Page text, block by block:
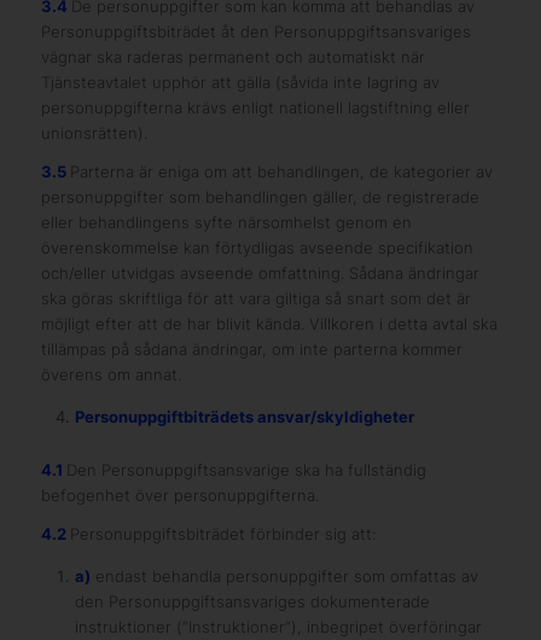
3.4
De personuppgifter som kan komma att behandlas av
Personuppgiftsbiträdet åt den Personuppgiftsansvariges
vägnar ska raderas permanent och automatiskt när
Tjänsteavtalet upphör att gälla (såvida inte lagring av
personuppgifterna krävs enligt nationell lagstiftning eller
unionsrätten).
3.5 Parterna är eniga om att behandlingen, de kategorier av
personuppgifter som behandlingen gäller, de registrerade
eller behandlingens syfte närsomhelst genom en
överenskommelse kan förtydligas avseende specifikation
och/eller utvidgas avseende omfattning. Sådana ändringar
ska göras skriftliga för att vara giltiga så snart som det är
möjligt efter att de har blivit kända. Villkoren i detta avtal ska
tillämpas på sådana ändringar, om inte parterna kommer
överens om annat.
Personuppgiftbiträdets ansvar/skyldigheter
4.1
Den Personuppgiftsansvarige ska ha fullständig
befogenhet över personuppgifterna.
4.2 Personuppgiftsbiträdet förbinder sig att:
a) endast behandla personuppgifter som omfattas av
den Personuppgiftsansvariges dokumenterade
instruktioner (”Instruktioner”), inbegripet överföringar